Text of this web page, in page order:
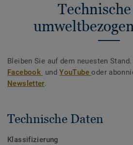
Bleiben Sie auf dem neuesten
Facebook undYouTubeoder
Newsletter.
Technische Daten
Klassifizierung